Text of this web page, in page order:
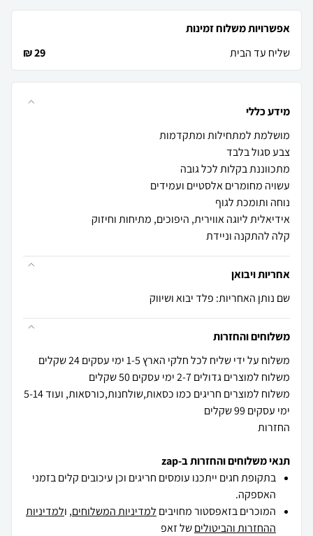
אפשרויות משלוח זמינות
שליח עד הבית
29 ₪
מידע כללי
קלה להתקנה וניידת
אחריות ויבואן
שם נותן האחריות: פלד יבוא ושיווק
משלוחים והחזרות
משלוח למוצרים חריגים כמו כסאות,שולחנות,כורסאות, ועוד 5-14
החזרות
תנאי משלוחים והחזרות ב-zap
בתקופת חגים ייתכנו עומסים חריגים וכן עיכובים קלים בזמני
האספקה.
המוכרים בזאפסטור מחויבים למדיניות המשלוחים, ולמדיניות
ההחזרות והביטוליםשל זאפ